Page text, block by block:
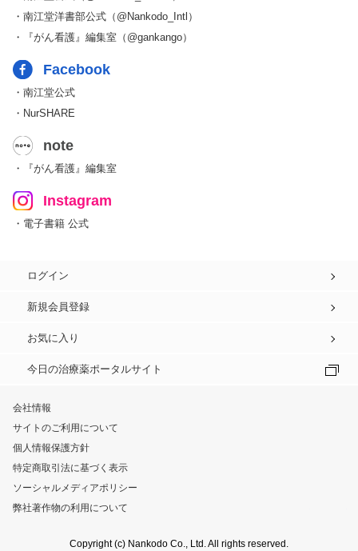
・南江堂洋書部公式（@Nankodo_Intl）
・『がん看護』編集室（@gankango）
Facebook
・南江堂公式
・NurSHARE
note
・『がん看護』編集室
Instagram
・電子書籍 公式
ログイン
新規会員登録
お気に入り
今日の治療薬ポータルサイト
会社情報
サイトのご利用について
個人情報保護方針
特定商取引法に基づく表示
ソーシャルメディアポリシー
弊社著作物の利用について
Copyright (c) Nankodo Co., Ltd. All rights reserved.